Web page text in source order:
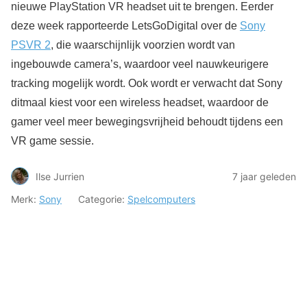
nieuwe PlayStation VR headset uit te brengen. Eerder
deze week rapporteerde LetsGoDigital over de Sony
PSVR 2, die waarschijnlijk voorzien wordt van
ingebouwde camera’s, waardoor veel nauwkeurigere
tracking mogelijk wordt. Ook wordt er verwacht dat Sony
ditmaal kiest voor een wireless headset, waardoor de
gamer veel meer bewegingsvrijheid behoudt tijdens een
VR game sessie.
Ilse Jurrien
7 jaar geleden
Merk: Sony Categorie: Spelcomputers